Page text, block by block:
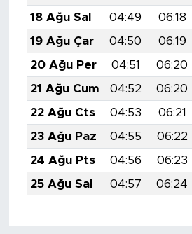
18 Ağu Sal
04:49 06:18
19 Ağu Çar
04:50 06:19
20 Ağu Per
04:51 06:20
21 Ağu Cum
04:52 06:20
22 Ağu Cts
04:53 06:21
23 Ağu Paz
04:55 06:22
24 Ağu Pts
04:56 06:23
25 Ağu Sal
04:57 06:24